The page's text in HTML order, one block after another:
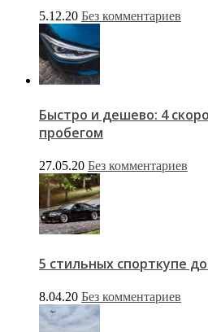
5.12.20 Без комментариев
Быстро и дешево: 4
пробегом
27.05.20 Без комментариев
5 стильных спорткупе
8.04.20 Без комментариев